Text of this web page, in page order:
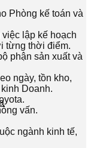
Phòng kế toán và
lập kế hoạch
từng thời điểm.
phận sản xuất và
ngày, tồn kho,
Doanh.
vấn.
ngành kinh tế,